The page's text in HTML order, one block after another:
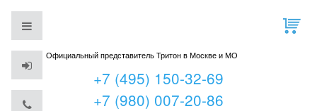
Официальный представитель Тритон в Москве и МО
+7 (495) 150-32-69
+7 (980) 007-20-86